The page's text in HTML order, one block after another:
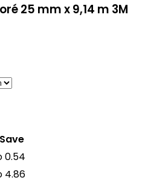
25 mm x 9,14 m 3M
0.54
4.86